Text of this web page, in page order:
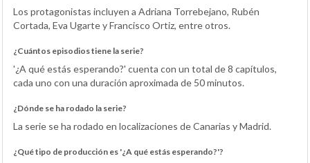
Los protagonistas incluyen a Adriana Torrebejano, Rubén
Cortada, Eva Ugarte y Francisco Ortiz, entre otros.
¿Cuántos episodios tiene la serie?
'¿A qué estás esperando?' cuenta con un total de 8 capítulos,
cada uno con una duración aproximada de 50 minutos.
¿Dónde se ha rodado la serie?
La serie se ha rodado en localizaciones de Canarias y Madrid.
¿Qué tipo de producción es '¿A qué estás esperando?'?